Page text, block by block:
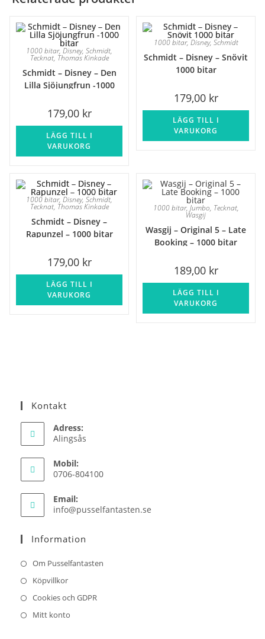
1000 bitar, Disney, Schmidt,
Tecknat, Thomas Kinkade
Schmidt – Disney – Den
Lilla Sjöjungfrun -1000
179,00 kr
LÄGG TILL I
VARUKORG
1000 bitar, Disney, Schmidt
Schmidt – Disney – Snövit
1000 bitar
179,00 kr
LÄGG TILL I
VARUKORG
1000 bitar, Disney, Schmidt,
Tecknat, Thomas Kinkade
Schmidt – Disney –
Rapunzel – 1000 bitar
179,00 kr
LÄGG TILL I
VARUKORG
1000 bitar, Jumbo, Tecknat,
Wasgij
Wasgij – Original 5 – Late
Booking – 1000 bitar
189,00 kr
LÄGG TILL I
VARUKORG
Kontakt
Adress:
Alingsås
Mobil:
0706-804100
Email:
info@pusselfantasten.se
Information
Om Pusselfantasten
Köpvillkor
Cookies och GDPR
Mitt konto